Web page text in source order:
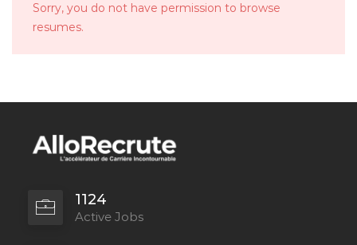
Sorry, you do not have permission to browse
resumes.
1124
Active Jobs